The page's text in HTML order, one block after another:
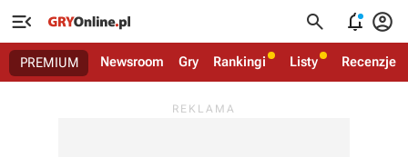
   
PREMIUM Newsroom Gry Rankingi Listy Recenzje